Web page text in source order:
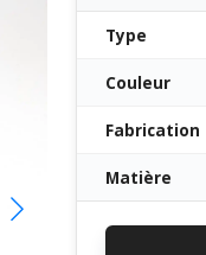
Type
Couleur
Fabrication
Matière